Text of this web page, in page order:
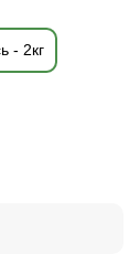
- 2кг